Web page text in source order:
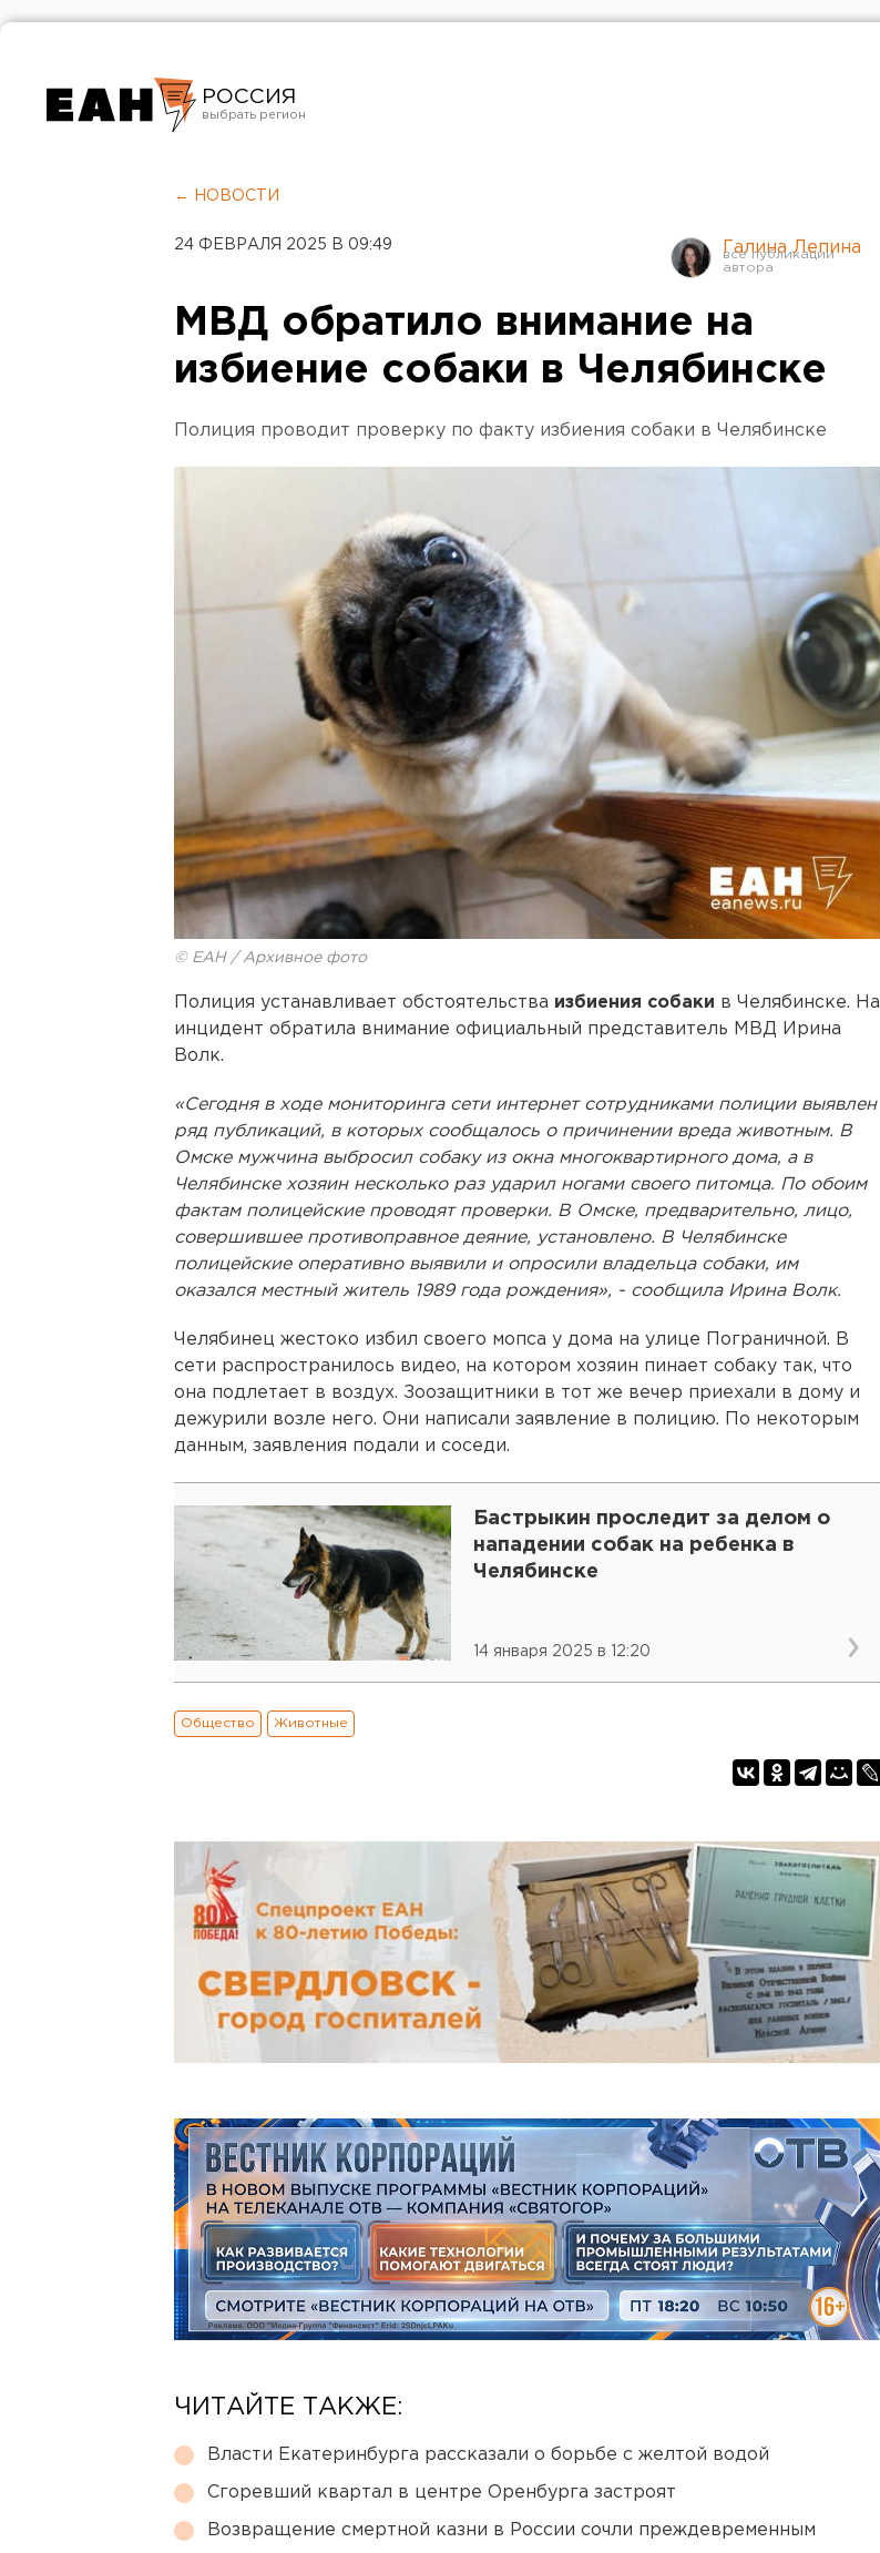
РОССИЯ
Челябинск
← НОВОСТИ
24 ФЕВРАЛЯ 2025 В 09:49 Галина Лепина
МВД обратило внимание на
избиение собаки в Челябинске
Полиция проводит проверку по факту избиения собаки в Челябинске
© ЕАН / Архивное фото
Полиция устанавливает обстоятельства избиения собаки в Челябинске. На
инцидент обратила внимание официальный представитель МВД Ирина
Волк.
«Сегодня в ходе мониторинга сети интернет сотрудниками полиции выявлен
ряд публикаций, в которых сообщалось о причинении вреда животным. В
Омске мужчина выбросил собаку из окна многоквартирного дома, а в
Челябинске хозяин несколько раз ударил ногами своего питомца. По обоим
фактам полицейские проводят проверки. В Омске, предварительно, лицо,
совершившее противоправное деяние, установлено. В Челябинске
полицейские оперативно выявили и опросили владельца собаки, им
оказался местный житель 1989 года рождения», - сообщила Ирина Волк.
Челябинец жестоко избил своего мопса у дома на улице Пограничной. В
сети распространилось видео, на котором хозяин пинает собаку так, что
она подлетает в воздух. Зоозащитники в тот же вечер приехали в дому и
дежурили возле него. Они написали заявление в полицию. По некоторым
данным, заявления подали и соседи.
Бастрыкин проследит за делом о
нападении собак на ребенка в
Челябинске
14 января 2025 в 12:20
Общество Животные
ЧИТАЙТЕ ТАКЖЕ:
Власти Екатеринбурга рассказали о борьбе с желтой водой
Сгоревший квартал в центре Оренбурга застроят
Возвращение смертной казни в России сочли преждевременным